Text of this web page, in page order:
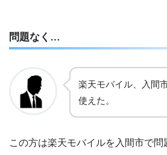
問題なく…
楽天モバイル、入間
使えた。
この方は楽天モバイルを入間市で問